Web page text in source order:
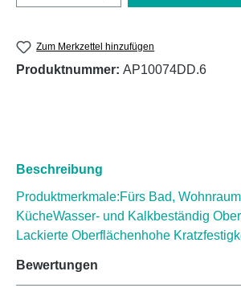
Zum Merkzettel hinzufügen
Produktnummer: AP10074DD.6
Beschreibung
Produktmerkmale:Fürs Bad,
KücheWasser- und Kalkbeständig
Lackierte Oberflächenhohe
Bewertungen